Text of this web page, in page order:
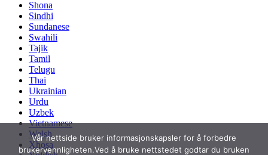
Shona
Sindhi
Sundanese
Swahili
Tajik
Tamil
Telugu
Thai
Ukrainian
Urdu
Uzbek
Vietnamese
Welsh
Xhosa
Vår nettside bruker informasjonskapsler for å forbedre
brukervennligheten.Ved å bruke nettstedet godtar du bruken